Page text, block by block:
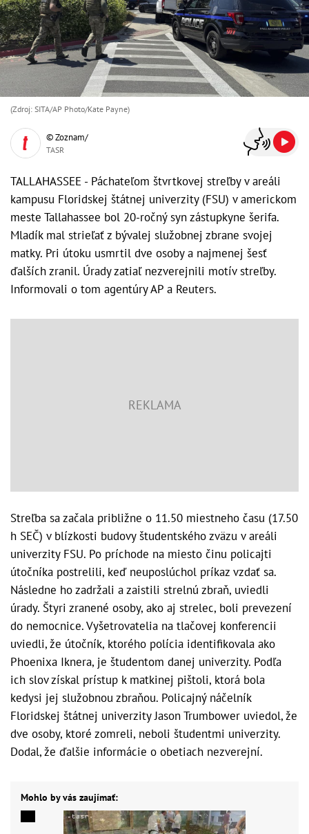
(Zdroj: SITA/AP Photo/Kate Payne)
© Zoznam/
TASR
TALLAHASSEE - Páchateľom štvrtkovej streľby v areáli
kampusu Floridskej štátnej univerzity (FSU) v americkom
meste Tallahassee bol 20-ročný syn zástupkyne šerifa.
Mladík mal strieľať z bývalej služobnej zbrane svojej
matky. Pri útoku usmrtil dve osoby a najmenej šesť
ďalších zranil. Úrady zatiaľ nezverejnili motív streľby.
Informovali o tom agentúry AP a Reuters.
Streľba sa začala približne o 11.50 miestneho času (17.50
h SEČ) v blízkosti budovy študentského zväzu v areáli
univerzity FSU. Po príchode na miesto činu policajti
útočníka postrelili, keď neuposlúchol príkaz vzdať sa.
Následne ho zadržali a zaistili strelnú zbraň, uviedli
úrady. Štyri zranené osoby, ako aj strelec, boli prevezení
do nemocnice. Vyšetrovatelia na tlačovej konferencii
uviedli, že útočník, ktorého polícia identifikovala ako
Phoenixa Iknera, je študentom danej univerzity. Podľa
ich slov získal prístup k matkinej pištoli, ktorá bola
kedysi jej služobnou zbraňou. Policajný náčelník
Floridskej štátnej univerzity Jason Trumbower uviedol, že
dve osoby, ktoré zomreli, neboli študentmi univerzity.
Dodal, že ďalšie informácie o obetiach nezverejní.
Mohlo by vás zaujímať: